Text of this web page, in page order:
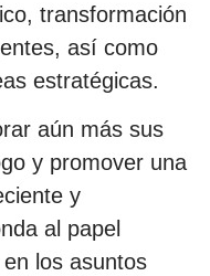
transformación
así como
estratégicas.
aún más sus
y promover una
y
al papel
los asuntos